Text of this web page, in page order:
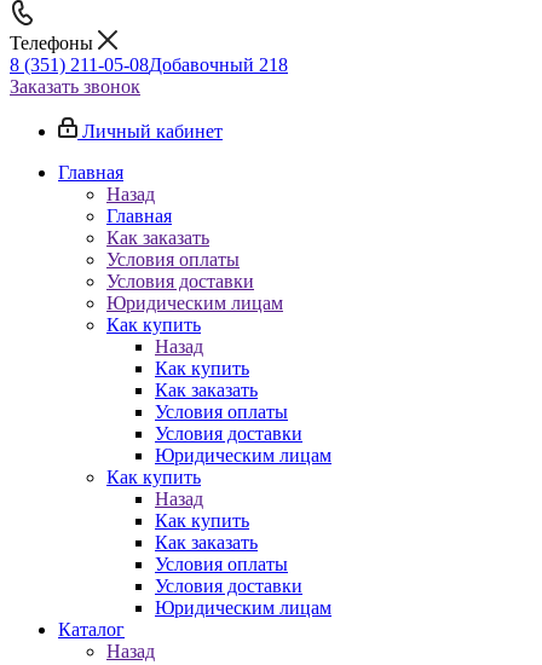
Телефоны
8 (351) 211-05-08Добавочный 218
Заказать звонок
Личный кабинет
Главная
Назад
Главная
Как заказать
Условия оплаты
Условия доставки
Юридическим лицам
Как купить
Назад
Как купить
Как заказать
Условия оплаты
Условия доставки
Юридическим лицам
Как купить
Назад
Как купить
Как заказать
Условия оплаты
Условия доставки
Юридическим лицам
Каталог
Назад